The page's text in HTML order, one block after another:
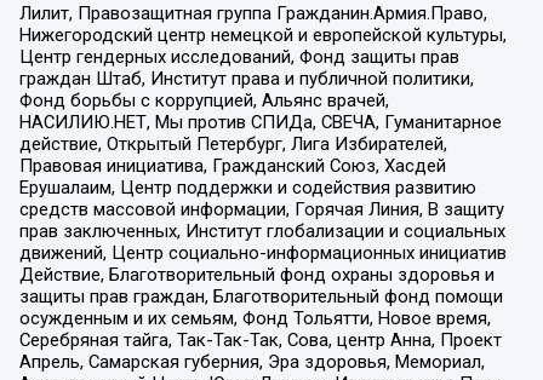
Лилит, Правозащитная группа Гражданин.Армия.Право,
Нижегородский центр немецкой и европейской культуры,
Центр гендерных исследований, Фонд защиты прав
граждан Штаб, Институт права и публичной политики,
Фонд борьбы с коррупцией, Альянс врачей,
НАСИЛИЮ.НЕТ, Мы против СПИДа, СВЕЧА, Гуманитарное
действие, Открытый Петербург, Лига Избирателей,
Правовая инициатива, Гражданский Союз, Хасдей
Ерушалаим, Центр поддержки и содействия развитию
средств массовой информации, Горячая Линия, В защиту
прав заключенных, Институт глобализации и социальных
движений, Центр социально-информационных инициатив
Действие, Благотворительный фонд охраны здоровья и
защиты прав граждан, Благотворительный фонд помощи
осужденным и их семьям, Фонд Тольятти, Новое время,
Серебряная тайга, Так-Так-Так, Сова, центр Анна, Проект
Апрель, Самарская губерния, Эра здоровья, Мемориал,